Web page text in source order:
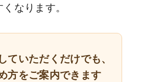
なります。
ていただくだけでも、
方をご案内できます